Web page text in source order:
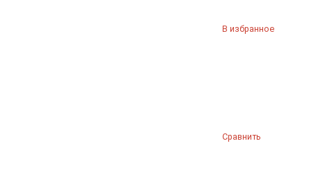
В избранное
Сравнить